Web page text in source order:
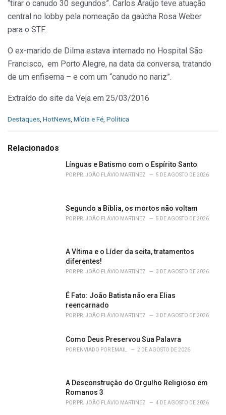
“tirar o canudo 30 segundos”. Carlos Araújo teve atuação
central no lobby pela nomeação da gaúcha Rosa Weber
para o STF.
O ex-marido de Dilma estava internado no Hospital São
Francisco, em Porto Alegre, na data da conversa, tratando
de um enfisema – e com um “canudo no nariz”.
Extraído do site da Veja em 25/03/2016
C
e
Destaques HotNews Mídia e Fé Política
Relacionados
Línguas e Batismo com o Espírito Santo
POR PR. JOÃO FLÁVIO MARTINEZ 5 DE AGOSTO DE 2026
Segundo a Bíblia, os mortos não voltam
POR PR. JOÃO FLÁVIO MARTINEZ 5 DE AGOSTO DE 2026
A Vítima e o Líder da seita, tratamentos
diferentes!
POR PR. JOÃO FLÁVIO MARTINEZ 3 DE AGOSTO DE 2026
É Fato: João Batista não era Elias
reencarnado
POR PR. JOÃO FLÁVIO MARTINEZ 3 DE AGOSTO DE 2026
Como Deus Preservou Sua Palavra
POR ENVIADO POR EMAIL 2 DE AGOSTO DE 2026
A Desconstrução do Orgulho Religioso em
Romanos 3
POR PR. JOÃO FLÁVIO MARTINEZ 4 DE AGOSTO DE 2026